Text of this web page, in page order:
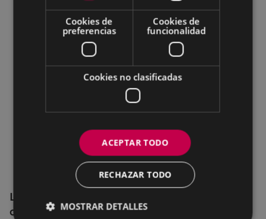
La OMIC permanecerá cerrada hasta el 24
de agosto
Cookies de
preferencias
Cookies de
funcionalidad
Cookies no clasificadas
ACEPTAR TODO
RECHAZAR TODO
MOSTRAR DETALLES